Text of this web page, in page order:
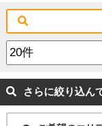
さらに絞り込ん